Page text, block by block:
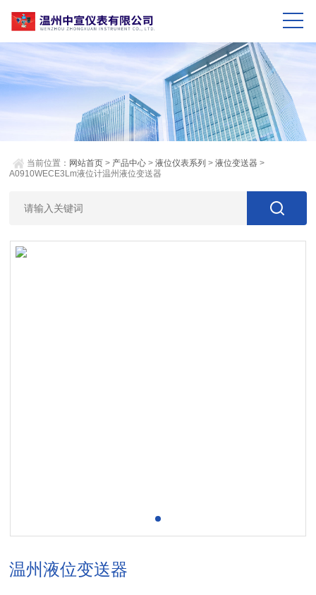
当前位置： 网站首页 > 产品中心 >液位仪表系列 >液位变送器 >
A0910WECE3Lm液位计温州液位变送器
温州液位变送器